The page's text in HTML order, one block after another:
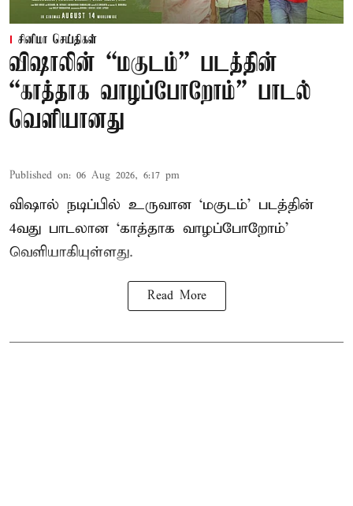
சினிமா செய்திகள்
விஷாலின் “மகுடம்” படத்தின்
“காத்தாக வாழப்போறோம்” பாடல்
வெளியானது
Published on: 06 Aug 2026, 6:17 pm
விஷால் நடிப்பில் உருவான ‘மகுடம்’ படத்தின்
4வது பாடலான ‘காத்தாக வாழப்போறோம்’
வெளியாகியுள்ளது.
Read More